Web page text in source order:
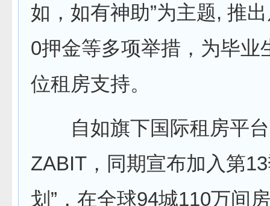
如，如有神助”为主题, 推
0押金等多项举措，为毕业
位租房支持。
自如旗下国际租房平台
ZABIT，同期宣布加入第
划”，在全球94城110万间